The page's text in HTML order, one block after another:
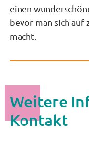
einen
bevor man sich
macht.
Weitere
Kontakt